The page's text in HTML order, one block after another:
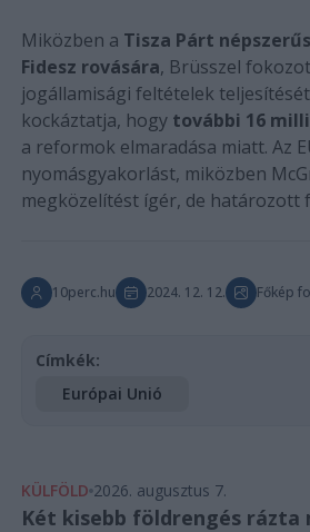
Miközben a Tisza Párt
Fidesz rovására, Brüsszel
jogállamisági feltételek
kockáztatja, hogy további 16
a reformok elmaradása miatt. Az
nyomásgyakorlást, miközben
megközelítést ígér, de határozott
10perc.hu 2024. 12. 12. Főkép
Címkék:
Európai Unió
KÜLFÖLD 2026. augusztus 7.
Két kisebb földrengés rázta